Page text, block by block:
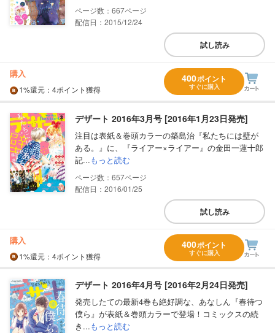
667
配信日：2015/12/24
試し読み
購入
1%還元 ：4ポイント獲得
400ポイント
すぐに購入
デザート 2016年3月号 [2016年1月23日発売]
注目は表紙＆巻頭カラーの築島治『私たちには壁が
ある。』に、『ライアー×ライアー』の金田一蓮十郎
記...もっと読む
657
配信日：2016/01/25
試し読み
購入
1%還元 ：4ポイント獲得
400ポイント
すぐに購入
デザート 2016年4月号 [2016年2月24日発売]
発売したての最新4巻も絶好調な、あなしん『春待つ
僕ら』が表紙＆巻頭カラーで登場！コミックスの続
き...もっと読む